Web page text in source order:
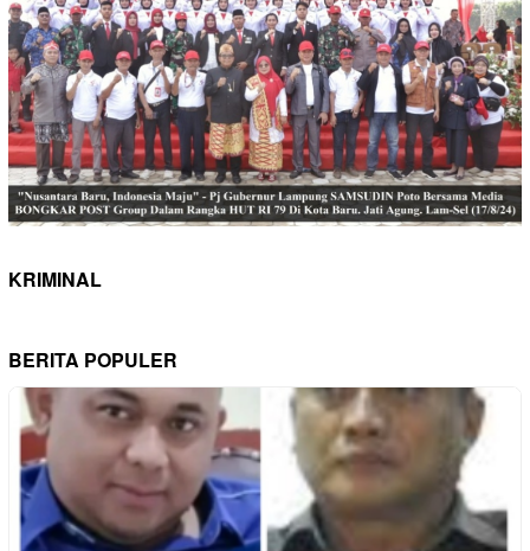
KRIMINAL
BERITA POPULER